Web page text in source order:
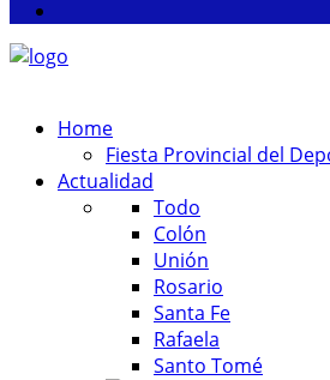
Home
Fiesta Provincial del
Actualidad
Todo
Colón
Unión
Rosario
Santa Fe
Rafaela
Santo Tomé